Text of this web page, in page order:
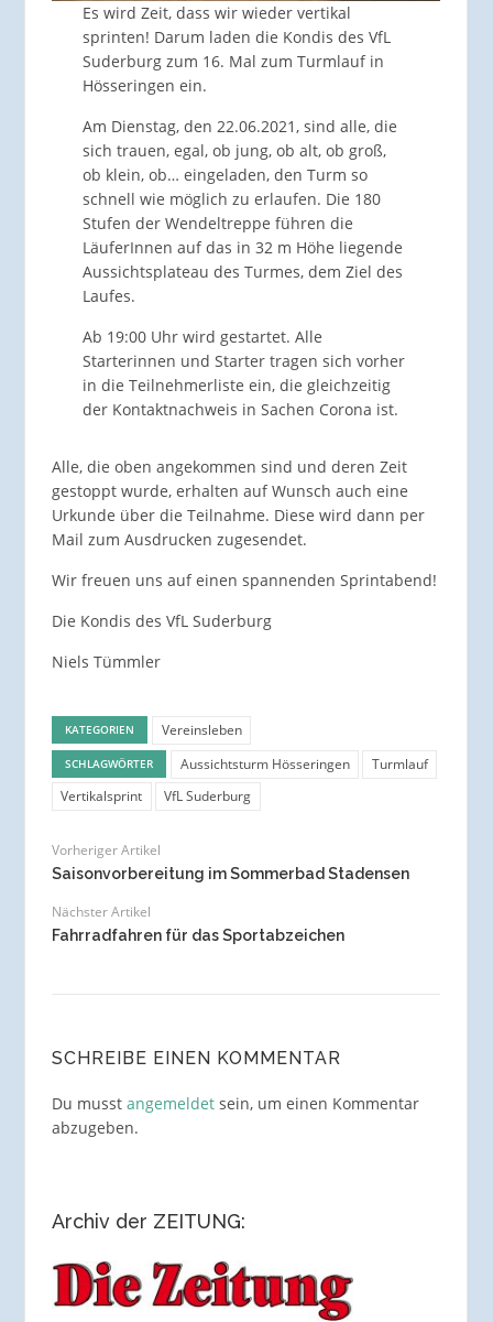
Es wird Zeit, dass wir wieder vertikal
sprinten! Darum laden die Kondis des VfL
Suderburg zum 16. Mal zum Turmlauf in
Hösseringen ein.
Am Dienstag, den 22.06.2021, sind alle, die
sich trauen, egal, ob jung, ob alt, ob groß,
ob klein, ob… eingeladen, den Turm so
schnell wie möglich zu erlaufen. Die 180
Stufen der Wendeltreppe führen die
LäuferInnen auf das in 32 m Höhe liegende
Aussichtsplateau des Turmes, dem Ziel des
Laufes.
Ab 19:00 Uhr wird gestartet. Alle
Starterinnen und Starter tragen sich vorher
in die Teilnehmerliste ein, die gleichzeitig
der Kontaktnachweis in Sachen Corona ist.
Alle, die oben angekommen sind und deren Zeit
gestoppt wurde, erhalten auf Wunsch auch eine
Urkunde über die Teilnahme. Diese wird dann per
Mail zum Ausdrucken zugesendet.
Wir freuen uns auf einen spannenden Sprintabend!
Die Kondis des VfL Suderburg
Niels Tümmler
KATEGORIEN Vereinsleben
SCHLAGWÖRTER Aussichtsturm Hösseringen
Turmlauf
Vertikalsprint
VfL Suderburg
Vorheriger Artikel
Saisonvorbereitung im Sommerbad Stadensen
Nächster Artikel
Fahrradfahren für das Sportabzeichen
SCHREIBE EINEN KOMMENTAR
Du musst angemeldetsein, um einen Kommentar
abzugeben.
Archiv der ZEITUNG: